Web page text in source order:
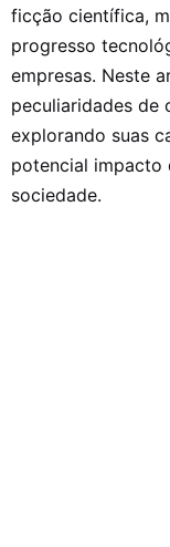
ficção científica,
progresso
empresas. Neste
peculiaridades de
explorando suas
potencial impacto
sociedade.